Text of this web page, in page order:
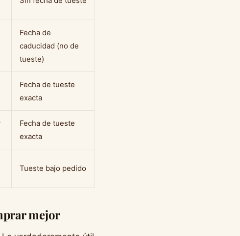
Fecha de
caducidad (no de
tueste)
Fecha de tueste
exacta
Fecha de tueste
exacta
Tueste bajo pedido
mejor